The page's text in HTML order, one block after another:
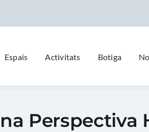
Espais Activitats Botiga
Perspectiva